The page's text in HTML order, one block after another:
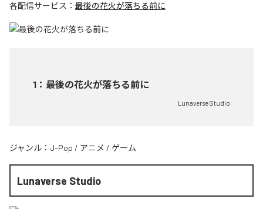
各配信サービス： 最後の花火が落ちる前に
1 ： 最後の花火が落ちる前に
Lunaverse Studio
ジャンル： J-Pop / アニメ / ゲーム
Lunaverse Studio